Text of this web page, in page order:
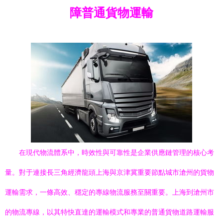
障普通貨物運輸
在現代物流體系中，時效性與可靠性是企業供應鏈管理的核心考
量。對于連接長三角經濟龍頭上海與京津冀重要節點城市滄州的貨物
運輸需求，一條高效、穩定的專線物流服務至關重要。上海到滄州市
的物流專線，以其特快直達的運輸模式和專業的普通貨物道路運輸服